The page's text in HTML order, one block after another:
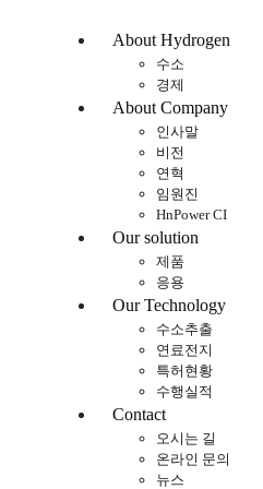
About Hydrogen
수소
경제
About Company
인사말
비전
연혁
임원진
HnPower CI
Our solution
제품
응용
Our Technology
수소추출
연료전지
특허현황
수행실적
Contact
오시는 길
온라인 문의
뉴스